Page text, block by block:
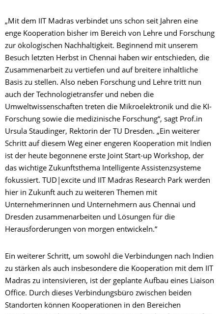
„Mit dem IIT Madras verbindet uns schon seit Jahren eine
enge Kooperation bisher im Bereich von Lehre und Forschung
zur ökologischen Nachhaltigkeit. Beginnend mit unserem
Besuch letzten Herbst in Chennai haben wir entschieden, die
Zusammenarbeit zu vertiefen und auf breitere inhaltliche
Basis zu stellen. Also neben Forschung und Lehre tritt nun
auch der Technologietransfer und neben die
Umweltwissenschaften treten die Mikroelektronik und die KI-
Forschung sowie die medizinische Forschung“, sagt Prof.in
Ursula Staudinger, Rektorin der TU Dresden. „Ein weiterer
Schritt auf diesem Weg einer engeren Kooperation mit Indien
ist der heute begonnene erste Joint Start-up Workshop, der
das wichtige Zukunftsthema Intelligente Assistenzsysteme
fokussiert. TUD|excite und IIT Madras Research Park werden
hier in Zukunft auch zu weiteren Themen mit
Unternehmerinnen und Unternehmern aus Chennai und
Dresden zusammenarbeiten und Lösungen für die
Herausforderungen von morgen entwickeln.“
Ein weiterer Schritt, um sowohl die Verbindungen nach Indien
zu stärken als auch insbesondere die Kooperation mit dem IIT
Madras zu intensivieren, ist der geplante Aufbau eines Liaison
Office. Durch dieses Verbindungsbüro zwischen beiden
Standorten können Kooperationen in den Bereichen